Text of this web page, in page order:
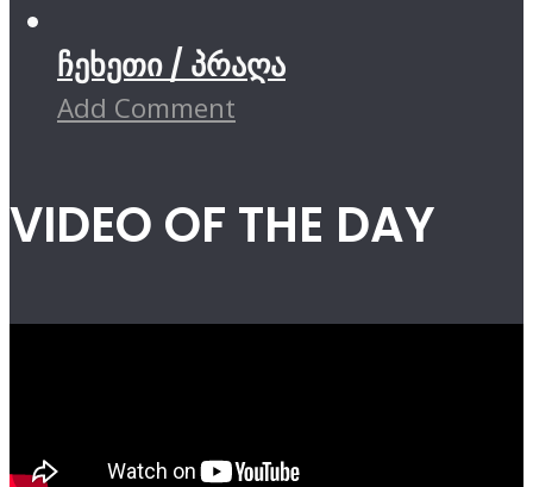
ჩეხეთი / პრაღა
Add Comment
VIDEO OF THE DAY